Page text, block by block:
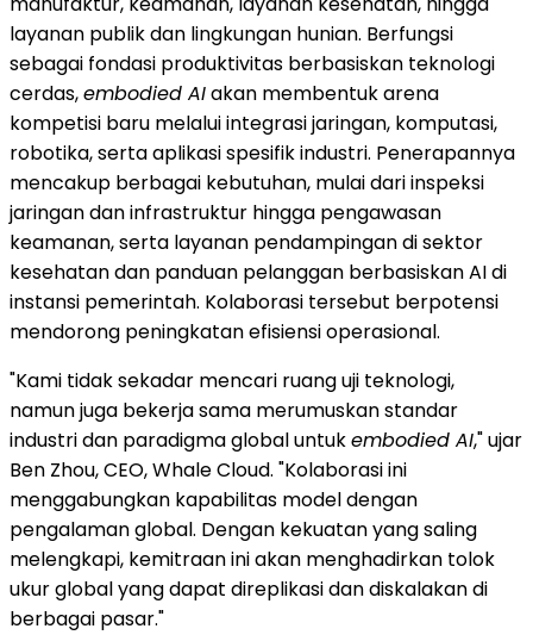
layanan publik dan lingkungan hunian. Berfungsi
sebagai fondasi produktivitas berbasiskan teknologi
cerdas,embodied AIakan membentuk arena
kompetisi baru melalui integrasi jaringan, komputasi,
robotika, serta aplikasi spesifik industri. Penerapannya
mencakup berbagai kebutuhan, mulai dari inspeksi
jaringan dan infrastruktur hingga pengawasan
keamanan, serta layanan pendampingan di sektor
kesehatan dan panduan pelanggan berbasiskan AI di
instansi pemerintah. Kolaborasi tersebut berpotensi
mendorong peningkatan efisiensi operasional.
"Kami tidak sekadar mencari ruang uji teknologi,
namun juga bekerja sama merumuskan standar
industri dan paradigma global untukembodied AI," ujar
Ben Zhou, CEO, Whale Cloud. "Kolaborasi ini
menggabungkan kapabilitas model dengan
pengalaman global. Dengan kekuatan yang saling
melengkapi, kemitraan ini akan menghadirkan tolok
ukur global yang dapat direplikasi dan diskalakan di
berbagai pasar."